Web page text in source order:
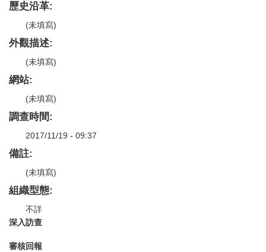
歷史沿革:
(未填寫)
外觀描述:
(未填寫)
網站:
(未填寫)
調查時間:
2017/11/19 - 09:37
備註:
(未填寫)
組織型態:
不詳
深入訪查
審核回報